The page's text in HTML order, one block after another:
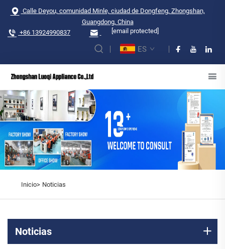
Calle Deyou, comunidad Minle, ciudad de Dongfeng, Zhongshan,
Guangdong, China
+86 13924990837
[email protected]
ES
Inicio> Noticias
Noticias